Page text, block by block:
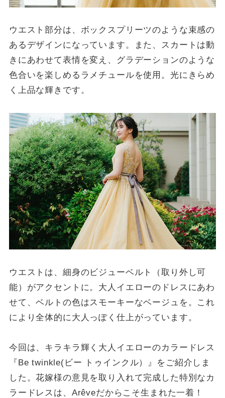
ウエスト部分は、ボックスプリーツのような束感の
あるデザインになっています。また、スカートは動
きにあわせて表情を変え、グラデーションのような
色合いを楽しめるラメチュールを使用。光にきらめ
く上品な輝きです。
ウエストは、細身のビジューベルト（取り外し可
能）がアクセントに。大人イエローのドレスにあわ
せて、ベルトの色はスモーキーなベージュを。これ
により全体的に大人っぽく仕上がっています。
今回は、キラキラ輝く大人イエローのカラードレス
『Be twinkle(ビー トゥインクル）』をご紹介しま
した。花嫁様の意見を取り入れて完成した特別なカ
ラードレスは、Arêveだからこそ生まれた一着！